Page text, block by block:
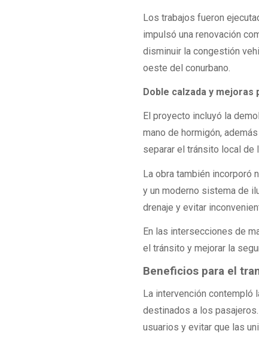
Los trabajos fueron
impulsó una renovación
disminuir la congestión
oeste del conurbano.
Doble calzada y
El proyecto incluyó la
mano de hormigón,
separar el tránsito local
La obra también incorporó
y un moderno sistema de
drenaje y evitar
En las intersecciones de
el tránsito y mejorar la
Beneficios para el
La intervención contempló
destinados a los
usuarios y evitar que las